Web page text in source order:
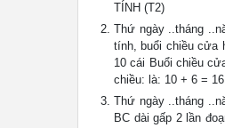
TÍNH (T2)
Thứ ngày ..tháng
tính, buổi chiều cửa
10 cái Buổi chiều
chiều: là: 10 + 6 =
Thứ ngày ..tháng
BC dài gấp 2 lần